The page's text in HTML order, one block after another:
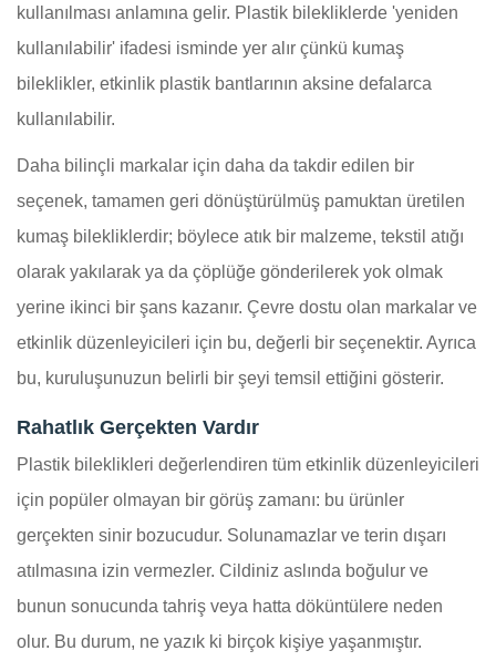
kullanılması anlamına gelir. Plastik bilekliklerde 'yeniden
kullanılabilir' ifadesi isminde yer alır çünkü kumaş
bileklikler, etkinlik plastik bantlarının aksine defalarca
kullanılabilir.
Daha bilinçli markalar için daha da takdir edilen bir
seçenek, tamamen geri dönüştürülmüş pamuktan üretilen
kumaş bilekliklerdir; böylece atık bir malzeme, tekstil atığı
olarak yakılarak ya da çöplüğe gönderilerek yok olmak
yerine ikinci bir şans kazanır. Çevre dostu olan markalar ve
etkinlik düzenleyicileri için bu, değerli bir seçenektir. Ayrıca
bu, kuruluşunuzun belirli bir şeyi temsil ettiğini gösterir.
Rahatlık Gerçekten Vardır
Plastik bileklikleri değerlendiren tüm etkinlik düzenleyicileri
için popüler olmayan bir görüş zamanı: bu ürünler
gerçekten sinir bozucudur. Solunamazlar ve terin dışarı
atılmasına izin vermezler. Cildiniz aslında boğulur ve
bunun sonucunda tahriş veya hatta döküntülere neden
olur. Bu durum, ne yazık ki birçok kişiye yaşanmıştır.